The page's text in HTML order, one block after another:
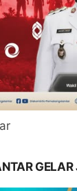
GELAR